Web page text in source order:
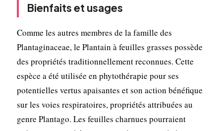
Bienfaits et usages
Comme les autres membres de la famille des
Plantaginaceae, le Plantain à feuilles grasses possède
des propriétés traditionnellement reconnues. Cette
espèce a été utilisée en phytothérapie pour ses
potentielles vertus apaisantes et son action bénéfique
sur les voies respiratoires, propriétés attribuées au
genre Plantago. Les feuilles charnues pourraient